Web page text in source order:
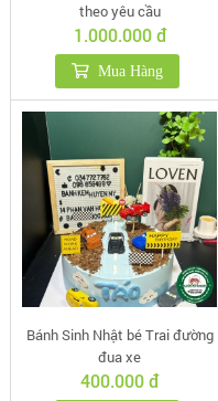
theo yêu cầu
1.000.000 đ
Mua Hàng
Bánh Sinh Nhật bé Trai đường
đua xe
400.000 đ